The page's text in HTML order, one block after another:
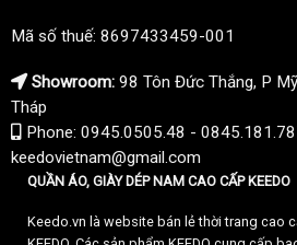
Mã số thuế: 8697433459-001
Showroom: 98 Tôn Đức Thắng, P
Tháp
Phone: 0945.0505.48 -
keedovietnam@gmail.com
QUẦN ÁO, GIÀY DÉP NAM CAO CẤP KEEDO
Keedo.vn là website bán lẻ thời trang cao